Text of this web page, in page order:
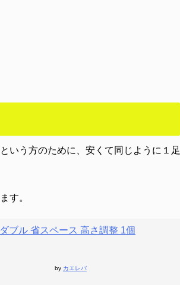
いう方のために、安くて同じように１足
す。
ブル 省スペース 高さ調整 1個
by カエレバ